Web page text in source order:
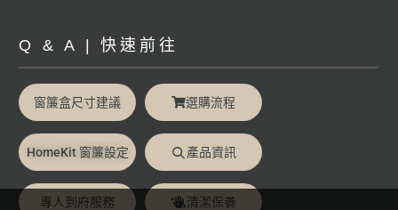
Q & A | 快速前往
窗簾盒尺寸建議 選購流程
HomeKit 窗簾設定 產品資訊
專人到府服務 清潔保養